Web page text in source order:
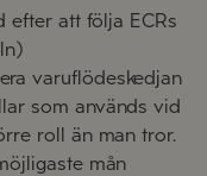
efter att följa ECRs
varuflödeskedjan
som används vid
roll än man tror.
mån